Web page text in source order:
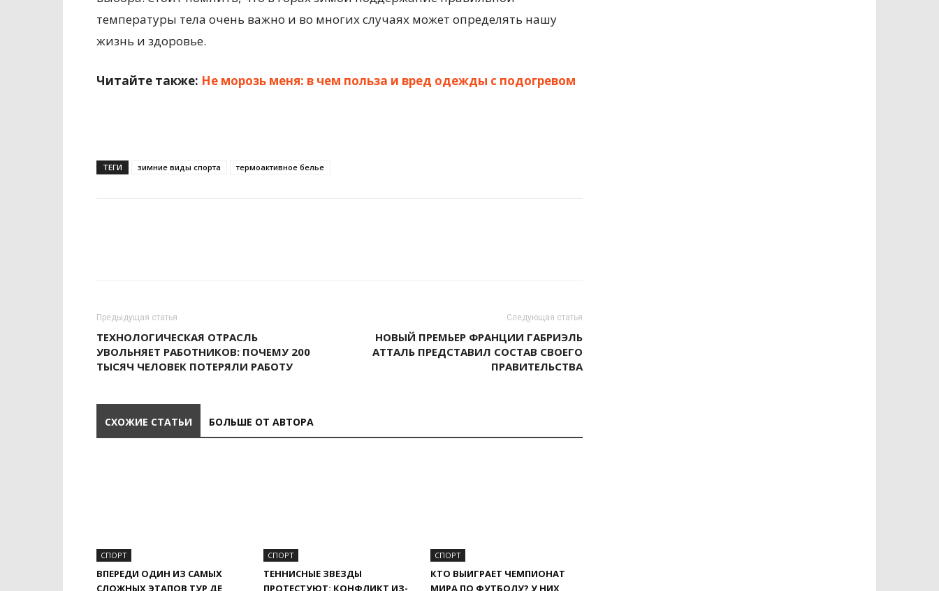
температуры тела очень важно и во многих случаях может определять нашу
жизнь и здоровье.
Читайте также: Не морозь меня: в чем польза и вред одежды с подогревом
ТЕГИ зимние виды спорта термоактивное белье
Предыдущая статья
ТЕХНОЛОГИЧЕСКАЯ ОТРАСЛЬ
УВОЛЬНЯЕТ РАБОТНИКОВ: ПОЧЕМУ 200
ТЫСЯЧ ЧЕЛОВЕК ПОТЕРЯЛИ РАБОТУ
Следующая статья
НОВЫЙ ПРЕМЬЕР ФРАНЦИИ ГАБРИЭЛЬ
АТТАЛЬ ПРЕДСТАВИЛ СОСТАВ СВОЕГО
ПРАВИТЕЛЬСТВА
СХОЖИЕ СТАТЬИ БОЛЬШЕ ОТ АВТОРА
СПОРТ
ВПЕРЕДИ ОДИН ИЗ САМЫХ
СЛОЖНЫХ ЭТАПОВ ТУР ДЕ
СПОРТ
ТЕННИСНЫЕ ЗВЕЗДЫ
ПРОТЕСТУЮТ: КОНФЛИКТ ИЗ-
СПОРТ
КТО ВЫИГРАЕТ ЧЕМПИОНАТ
МИРА ПО ФУТБОЛУ? У НИХ